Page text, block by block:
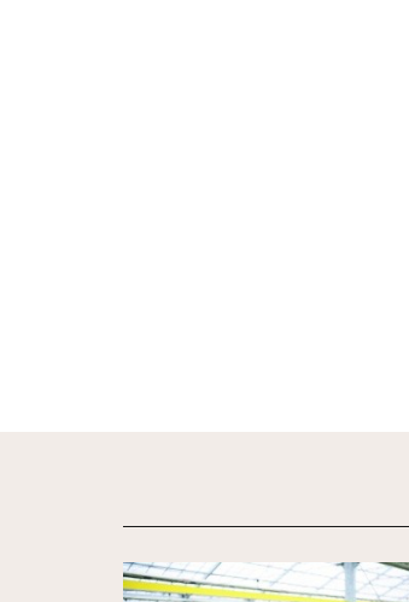
詳細はこちら